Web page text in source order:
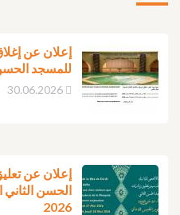
إعلان عن
للمسجد الحسن
30.06.2026
إعلان عن
الحسن الثاني
2026